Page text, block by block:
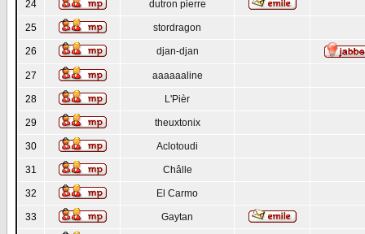
24 dutron pierre
25 stordragon
26 djan-djan
27 aaaaaaline
28 L'Pièr
29 theuxtonix
30 Aclotoudi
31 Châlle
32 El Carmo
33 Gaytan